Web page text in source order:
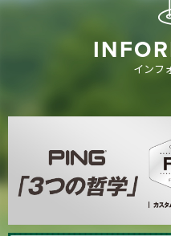
インフ